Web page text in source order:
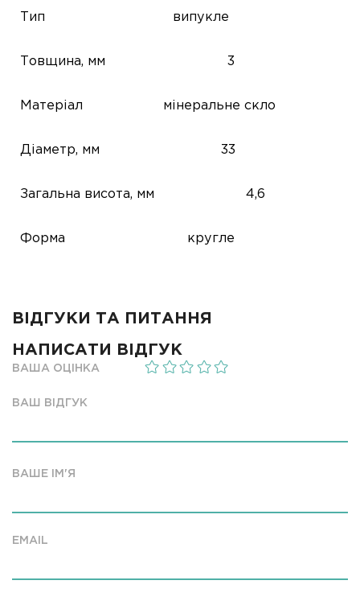
Тип випукле
Товщина, мм 3
Матеріал мінеральне скло
Діаметр, мм 33
Загальна висота, мм 4,6
Форма кругле
ВІДГУКИ ТА ПИТАННЯ
НАПИСАТИ ВІДГУК
ВАША ОЦІНКА
ВАШ ВІДГУК
ВАШЕ ІМ'Я
EMAIL